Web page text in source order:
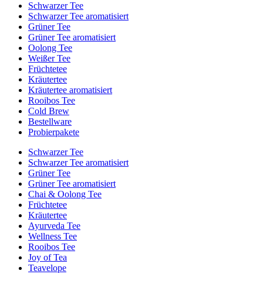
Schwarzer Tee
Schwarzer Tee aromatisiert
Grüner Tee
Grüner Tee aromatisiert
Oolong Tee
Weißer Tee
Früchtetee
Kräutertee
Kräutertee aromatisiert
Rooibos Tee
Cold Brew
Bestellware
Probierpakete
Schwarzer Tee
Schwarzer Tee aromatisiert
Grüner Tee
Grüner Tee aromatisiert
Chai & Oolong Tee
Früchtetee
Kräutertee
Ayurveda Tee
Wellness Tee
Rooibos Tee
Joy of Tea
Teavelope